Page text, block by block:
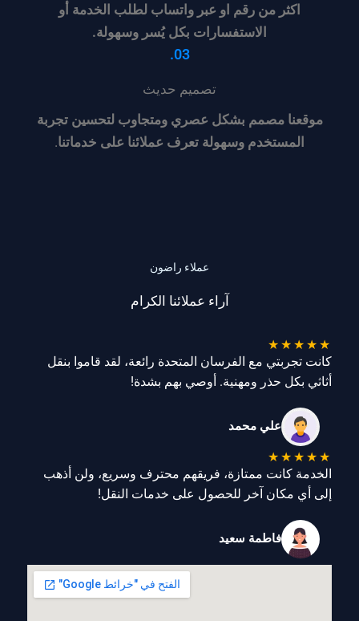
اكثر من رقم او عبر واتساب لطلب الخدمة أو
الاستفسارات بكل يُسر وسهولة.
03.
تصميم حديث
موقعنا مصمم بشكل عصري ومتجاوب لتحسين تجربة
المستخدم وسهولة تعرف عملائنا على خدماتنا.
عملاء راضون
آراء عملائنا الكرام
★
★
★
★
★
كانت تجربتي مع الفرسان المتحدة رائعة، لقد قاموا بنقل
أثاثي بكل حذر ومهنية. أوصي بهم بشدة!
علي محمد
★
★
★
★
★
الخدمة كانت ممتازة، فريقهم محترف وسريع، ولن أذهب
إلى أي مكان آخر للحصول على خدمات النقل!
فاطمة سعيد